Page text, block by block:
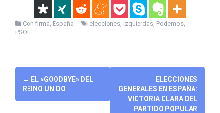
Con firma España elecciones izquierdas Podemos
PSOE
Post
navigation
← EL «GOODBYE» DEL
REINO UNIDO
ELECCIONES
GENERALES EN ESPAÑA:
VICTORIA CLARA DEL
PARTIDO POPULAR